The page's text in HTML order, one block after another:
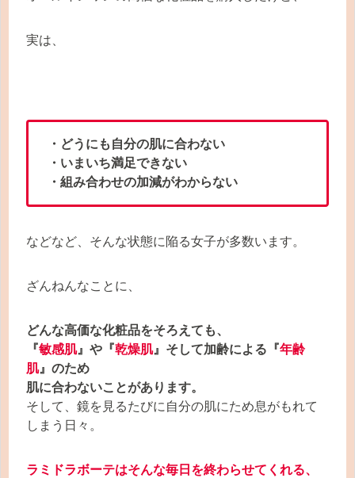
実は、
・どうにも自分の肌に合わない
・いまいち満足できない
・組み合わせの加減がわからない
などなど、そんな状態に陥る女子が多数います。
ざんねんなことに、
どんな高価な化粧品をそろえても、
『敏感肌』や『乾燥肌』そして加齢による『年齢
肌』のため
肌に合わないことがあります。
そして、鏡を見るたびに自分の肌にため息がもれて
しまう日々。
ラミドラボーテはそんな毎日を終わらせてくれる、